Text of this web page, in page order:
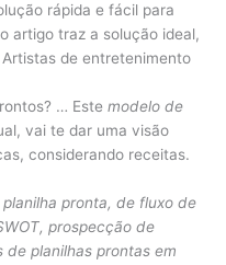
rápida e fácil para
artigo traz a solução ideal,
de entretenimento
… Este modelo de
vai te dar uma visão
considerando receitas.
planilha pronta, de fluxo de
prospecção de
planilhas prontas em